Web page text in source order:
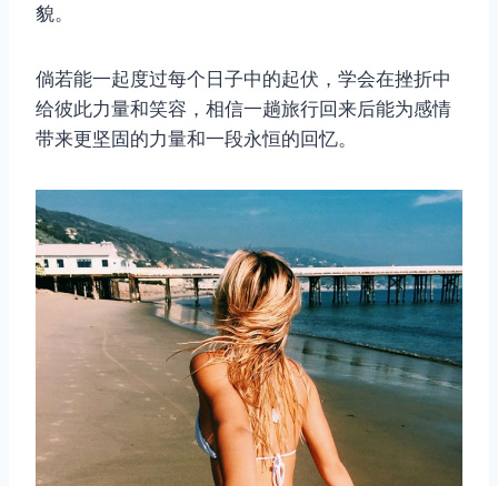
貌。
倘若能一起度过每个日子中的起伏，学会在挫折中
给彼此力量和笑容，相信一趟旅行回来后能为感情
带来更坚固的力量和一段永恒的回忆。